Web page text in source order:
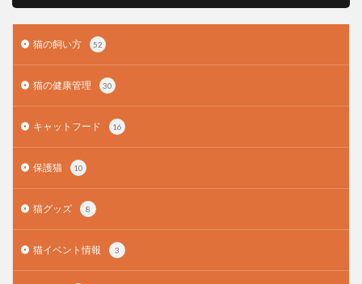
猫の飼い方 52
猫の健康管理 30
キャットフード 16
保護猫 10
猫グッズ 8
猫イベント情報 3